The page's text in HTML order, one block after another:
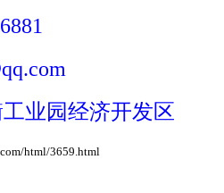
业园经济开发区
html/3659.html